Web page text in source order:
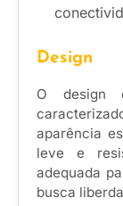
Design
O design
aparência
leve e
adequada
busca